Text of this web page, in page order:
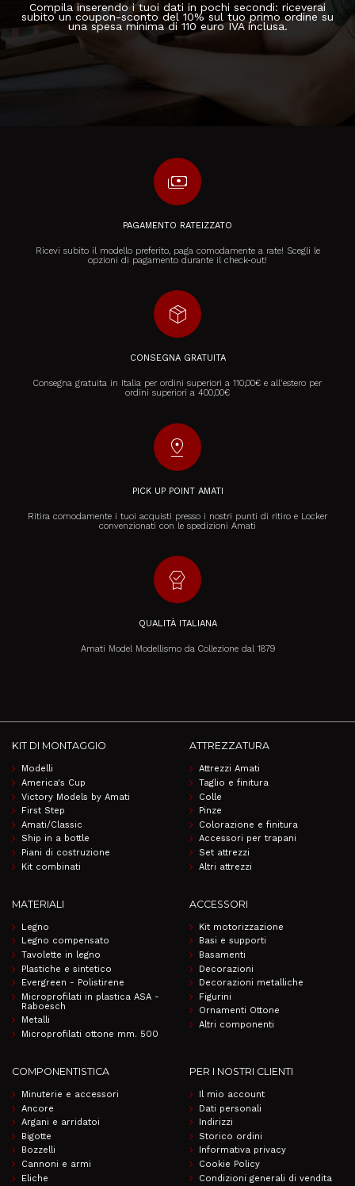
Compila inserendo i tuoi dati in pochi secondi: riceverai
subito un coupon-sconto del 10% sul tuo primo ordine su
una spesa minima di 110 euro IVA inclusa.
payments
PAGAMENTO RATEIZZATO
Ricevi subito il modello preferito, paga comodamente a rate! Scegli le
opzioni di pagamento durante il check-out!
package_2
CONSEGNA GRATUITA
Consegna gratuita in Italia per ordini superiori a 110,00€ e all'estero per
ordini superiori a 400,00€
pin_drop
PICK UP POINT AMATI
Ritira comodamente i tuoi acquisti presso i nostri punti di ritiro e Locker
convenzionati con le spedizioni Amati
editor_choice
QUALITÀ ITALIANA
Amati Model Modellismo da Collezione dal 1879
KIT DI MONTAGGIO
Modelli
America's Cup
Victory Models by Amati
First Step
Amati/Classic
Ship in a bottle
Piani di costruzione
Kit combinati
ATTREZZATURA
Attrezzi Amati
Taglio e finitura
Colle
Pinze
Colorazione e finitura
Accessori per trapani
Set attrezzi
Altri attrezzi
MATERIALI
Legno
Legno compensato
Tavolette in legno
Plastiche e sintetico
Evergreen - Polistirene
Microprofilati in plastica ASA -
Raboesch
Metalli
Microprofilati ottone mm. 500
ACCESSORI
Kit motorizzazione
Basi e supporti
Basamenti
Decorazioni
Decorazioni metalliche
Figurini
Ornamenti Ottone
Altri componenti
COMPONENTISTICA
Minuterie e accessori
Ancore
Argani e arridatoi
Bigotte
Bozzelli
Cannoni e armi
Eliche
PER I NOSTRI CLIENTI
Il mio account
Dati personali
Indirizzi
Storico ordini
Informativa privacy
Cookie Policy
Condizioni generali di vendita